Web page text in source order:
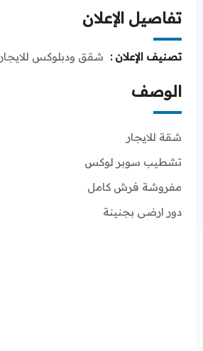
تفاصيل الإعلان
تصنيف الإعلان : شقق ودبلوكس للايجار
الوصف
شقة للايجار
تشطيب سوبر لوكس
مفروشة فرش كامل
دور ارضى بجنينة